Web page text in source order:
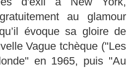
au glamour
évoque sa gloire de
Vague tchèque ("Les
en 1965, puis "Au